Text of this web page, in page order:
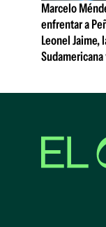
Marcelo
enfrentar a
Leonel Jaime,